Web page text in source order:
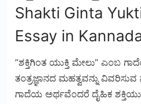
Shakti Ginta
Essay in
“ಶಕ್ತಿಗಿಂತ ಯುಕ್ತಿ ಮೇಲು” ಎಂಬ
ತಂತ್ರಜ್ಞಾನದ ಮಹತ್ವವನ್ನು
ಗಾದೆಯ ಅರ್ಥವೆಂದರೆ ದೈಹಿಕ